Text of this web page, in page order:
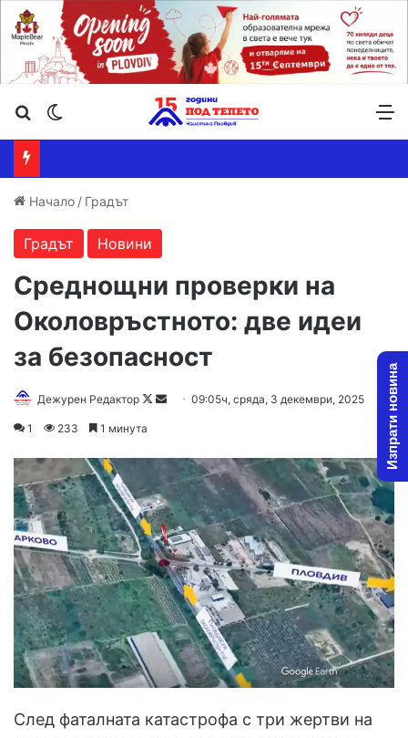
Търсене ...
Начало / Градът
Градът Новини
Среднощни проверки на
Околовръстното: две идеи
за безопасност
Дежурен Редактор
Follow
Send09:05ч, сряда, 3 декември, 2025
1 233 1 минута
След фаталната катастрофа с три жертви на
Изпрати новина